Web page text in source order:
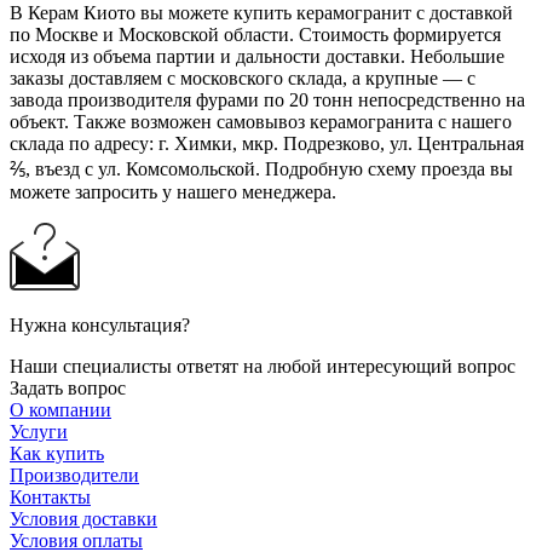
В Керам Киото вы можете купить керамогранит с доставкой
по Москве и Московской области. Стоимость формируется
исходя из объема партии и дальности доставки. Небольшие
заказы доставляем с московского склада, а крупные — с
завода производителя фурами по 20 тонн непосредственно на
объект. Также возможен самовывоз керамогранита с нашего
склада по адресу: г. Химки, мкр. Подрезково, ул. Центральная
⅖, въезд с ул. Комсомольской. Подробную схему проезда вы
можете запросить у нашего менеджера.
Нужна консультация?
Наши специалисты ответят на любой интересующий вопрос
Задать вопрос
О компании
Услуги
Как купить
Производители
Контакты
Условия доставки
Условия оплаты